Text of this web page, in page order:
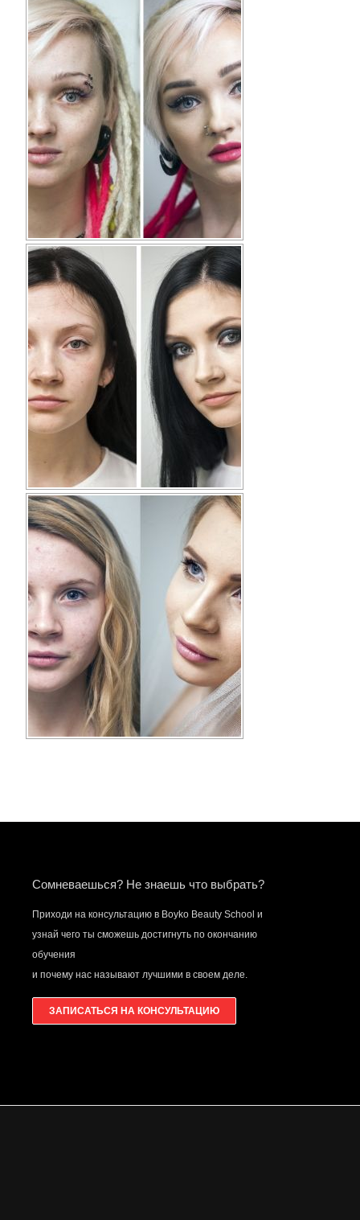
Сомневаешься? Не знаешь что выбрать?
Приходи на консультацию в Boyko Beauty School и
узнай чего ты сможешь достигнуть по окончанию
обучения
и почему нас называют лучшими в своем деле.
ЗАПИСАТЬСЯ НА КОНСУЛЬТАЦИЮ